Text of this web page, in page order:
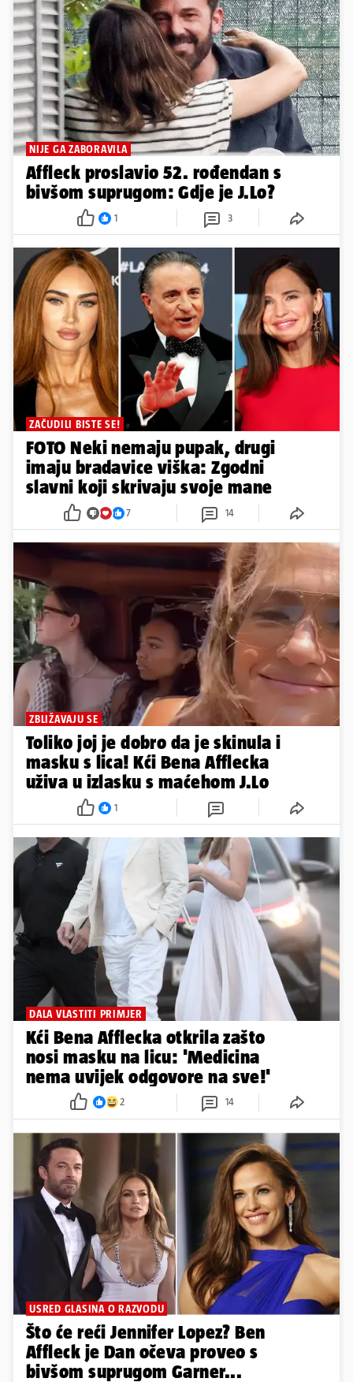
NIJE GA ZABORAVILA
Affleck proslavio 52. rođendan s
bivšom suprugom: Gdje je J.Lo?
1 3
ZAČUDILI BISTE SE!
FOTO Neki nemaju pupak, drugi
imaju bradavice viška: Zgodni
slavni koji skrivaju svoje mane
7 14
ZBLIŽAVAJU SE
Toliko joj je dobro da je skinula i
masku s lica! Kći Bena Afflecka
uživa u izlasku s maćehom J.Lo
1
DALA VLASTITI PRIMJER
Kći Bena Afflecka otkrila zašto
nosi masku na licu: 'Medicina
nema uvijek odgovore na sve!'
2 14
USRED GLASINA O RAZVODU
Što će reći Jennifer Lopez? Ben
Affleck je Dan očeva proveo s
bivšom suprugom Garner...